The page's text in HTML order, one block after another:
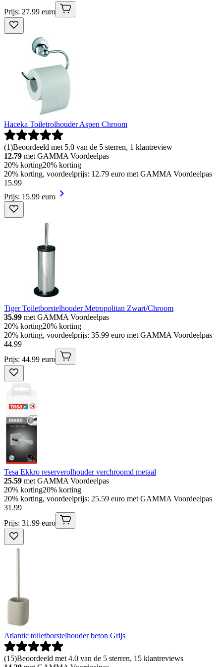
Prijs: 27.99 euro
Haceka Toiletrolhouder Aspen Chroom
(1)Beoordeeld met 5.0 van de 5 sterren, 1 klantreview
12.79 met GAMMA Voordeelpas
20% korting20% korting
20% korting, voordeelprijs: 12.79 euro met GAMMA Voordeelpas
15.99
Prijs: 15.99 euro
Tiger Toiletborstelhouder Metropolitan Zwart/Chroom
35.99 met GAMMA Voordeelpas
20% korting20% korting
20% korting, voordeelprijs: 35.99 euro met GAMMA Voordeelpas
44.99
Prijs: 44.99 euro
Tesa Ekkro reserverolhouder verchroomd metaal
25.59 met GAMMA Voordeelpas
20% korting20% korting
20% korting, voordeelprijs: 25.59 euro met GAMMA Voordeelpas
31 .99
Prijs: 31.99 euro
Atlantic toiletborstelhouder beton Grijs
(15)Beoordeeld met 4.0 van de 5 sterren, 15 klantreviews